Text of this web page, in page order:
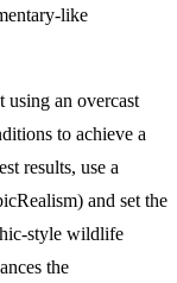
like
using an overcast
to achieve a
results, use a
and set the
style wildlife
the